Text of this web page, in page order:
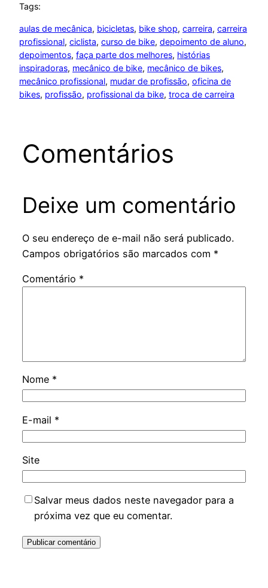
Tags:
aulas de mecânica, bicicletas, bike shop, carreira, carreira
profissional, ciclista, curso de bike, depoimento de aluno
depoimentos, faça parte dos melhores, histórias
inspiradoras, mecânico de bike, mecânico de bikes
mecânico profissional, mudar de profissão, oficina de
bikes, profissão, profissional da bike, troca de carreira
Comentários
Deixe um comentário
O seu endereço de e-mail não será publicado.
Campos obrigatórios são marcados com *
Comentário *
Nome *
E-mail *
Site
Salvar meus dados neste navegador para a
próxima vez que eu comentar.